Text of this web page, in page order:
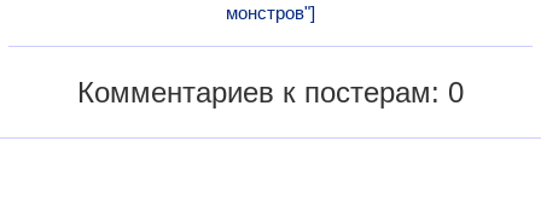
монстров"]
Комментариев к постерам: 0